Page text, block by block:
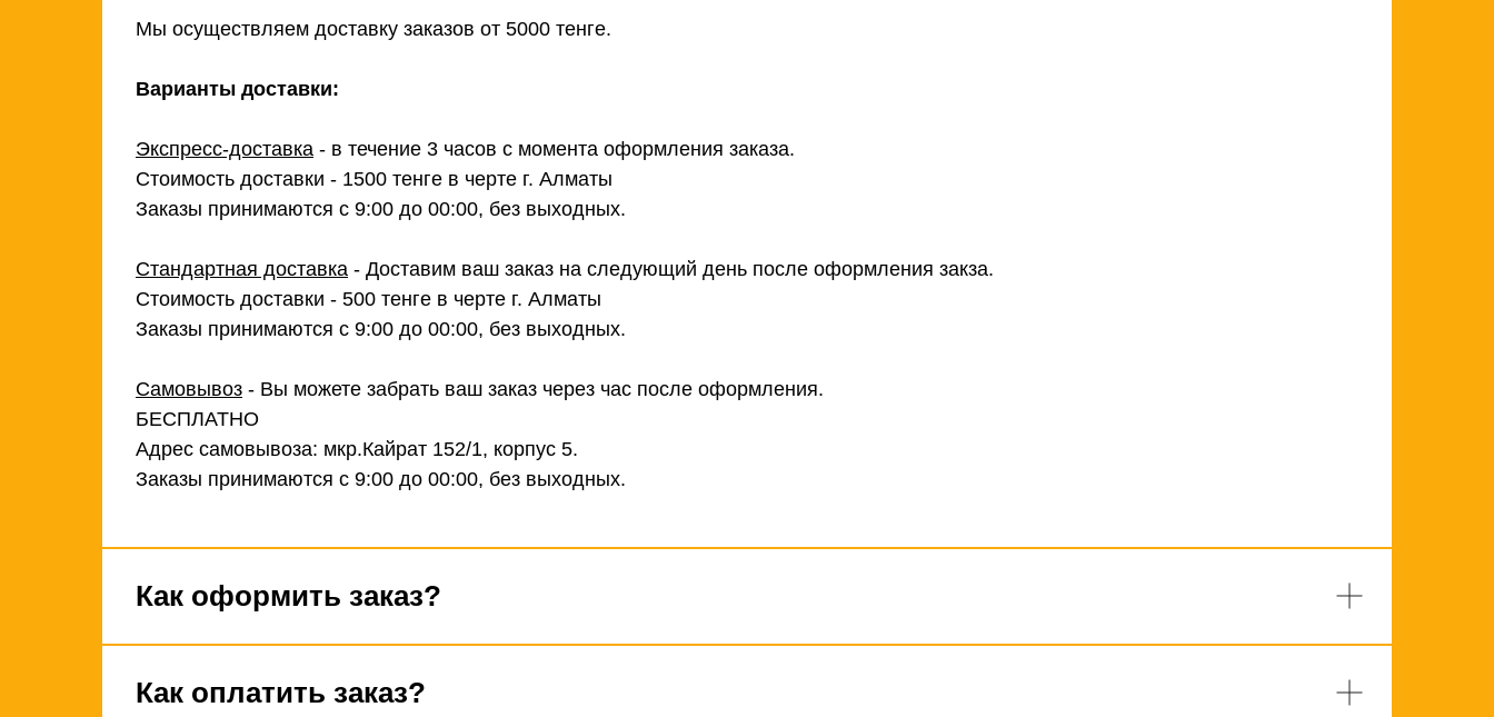
Мы осуществляем доставку заказов от 5000 тенге.
Варианты доставки:
Экспресс-доставка - в течение 3 часов с момента оформления заказа.
Стоимость доставки - 1500 тенге в черте г. Алматы
Заказы принимаются с 9:00 до 00:00, без выходных.
Стандартная доставка - Доставим ваш заказ на следующий день после оформления закза.
Стоимость доставки - 500 тенге в черте г. Алматы
Заказы принимаются с 9:00 до 00:00, без выходных.
Самовывоз - Вы можете забрать ваш заказ через час после оформления.
БЕСПЛАТНО
Адрес самовывоза: мкр.Кайрат 152/1, корпус 5.
Заказы принимаются с 9:00 до 00:00, без выходных.
Как оформить заказ?
Как оплатить заказ?